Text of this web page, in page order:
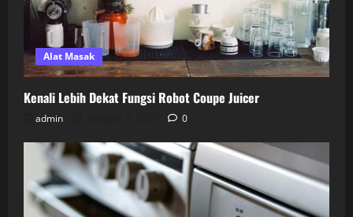
Alat Masak
Kenali Lebih Dekat Fungsi Robot Coupe Juicer
admin 0